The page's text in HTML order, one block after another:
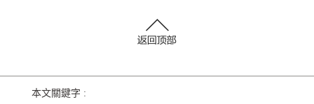
本文關鍵字 :